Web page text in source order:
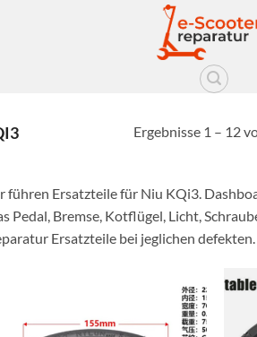
Ergebnisse 1 – 12
führen Ersatzteile für Niu KQi3.
Pedal, Bremse, Kotflügel, Licht,
Ersatzteile bei jeglichen defekten.
Wunschliste